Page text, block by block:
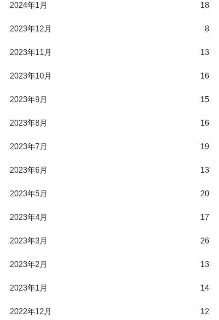
2024年1月 18
2023年12月 8
2023年11月 13
2023年10月 16
2023年9月 15
2023年8月 16
2023年7月 19
2023年6月 13
2023年5月 20
2023年4月 17
2023年3月 26
2023年2月 13
2023年1月 14
2022年12月 12